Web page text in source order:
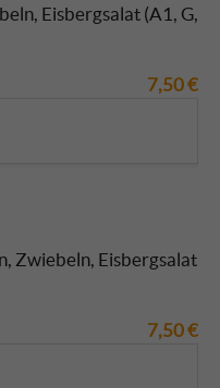
Eisbergsalat (A1, G,
7,50€
Zwiebeln, Eisbergsalat
7,50€